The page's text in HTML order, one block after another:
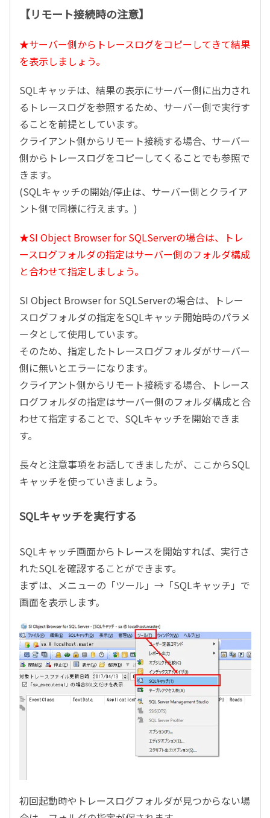
【リモート接続時の注意】
★サーバー側からトレースログをコピーしてきて結果
を表示しましょう。
SQLキャッチは、結果の表示にサーバー側に出力され
るトレースログを参照するため、サーバー側で実行す
ることを前提としています。
クライアント側からリモート接続する場合、サーバー
側からトレースログをコピーしてくることでも参照で
きます。
(SQLキャッチの開始/停止は、サーバー側とクライア
ント側で同様に行えます。)
★SI Object Browser for SQLServerの場合は、トレ
ースログフォルダの指定はサーバー側のフォルダ構成
と合わせて指定しましょう。
SI Object Browser for SQLServerの場合は、トレー
スログフォルダの指定をSQLキャッチ開始時のパラメ
ータとして使用しています。
そのため、指定したトレースログフォルダがサーバー
側に無いとエラーになります。
クライアント側からリモート接続する場合、トレース
ログフォルダの指定はサーバー側のフォルダ構成と合
わせて指定することで、SQLキャッチを開始できま
す。
長々と注意事項をお話してきましたが、ここからSQL
キャッチを使っていきましょう。
SQLキャッチを実行する
SQLキャッチ画面からトレースを開始すれば、実行さ
れたSQLを確認することができます。
まずは、メニューの「ツール」→「SQLキャッチ」で
画面を表示します。
初回起動時やトレースログフォルダが見つからない場